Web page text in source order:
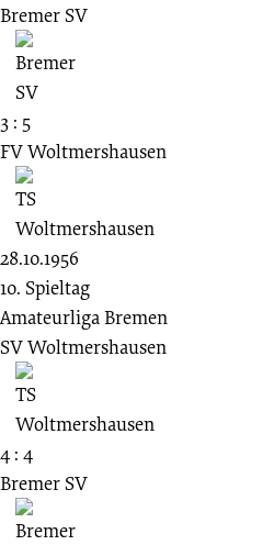
Bremer SV
3 : 5
FV Woltmershausen
28.10.1956
10. Spieltag
Amateurliga Bremen
SV Woltmershausen
4 : 4
Bremer SV